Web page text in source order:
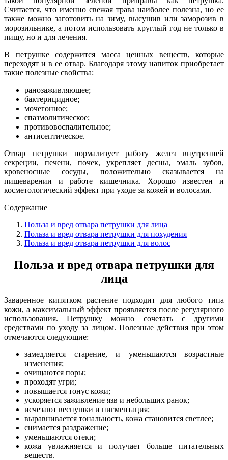
Считается, что именно свежая трава наиболее полезна, но ее
также можно заготовить на зиму, высушив или заморозив в
морозильнике, а потом использовать круглый год не только в
пищу, но и для лечения.
В петрушке содержится масса ценных веществ, которые
переходят и в ее отвар. Благодаря этому напиток приобретает
такие полезные свойства:
ранозаживляющее;
бактерицидное;
мочегонное;
спазмолитическое;
противовоспалительное;
антисептическое.
Отвар петрушки нормализует работу желез внутренней
секреции, печени, почек, укрепляет десны, эмаль зубов,
кровеносные сосуды, положительно сказывается на
пищеварении и работе кишечника. Хорошо известен и
косметологический эффект при уходе за кожей и волосами.
Содержание
Польза и вред отвара петрушки для лица
Польза и вред отвара петрушки для похудения
Польза и вред отвара петрушки для волос
Польза и вред отвара петрушки для
лица
Заваренное кипятком растение подходит для любого типа
кожи, а максимальный эффект проявляется после регулярного
использования. Петрушку можно сочетать с другими
средствами по уходу за лицом. Полезные действия при этом
отмечаются следующие:
замедляется старение, и уменьшаются возрастные
изменения;
очищаются поры;
проходят угри;
повышается тонус кожи;
ускоряется заживление язв и небольших ранок;
исчезают веснушки и пигментация;
выравнивается тональность, кожа становится светлее;
снимается раздражение;
уменьшаются отеки;
кожа увлажняется и получает больше питательных
веществ.